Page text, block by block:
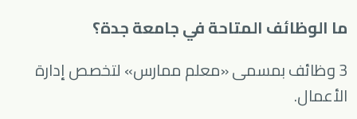
ما الوظائف المتاحة في جامعة جدة؟
3 وظائف بمسمى «معلم ممارس» لتخصص إدارة
الأعمال.